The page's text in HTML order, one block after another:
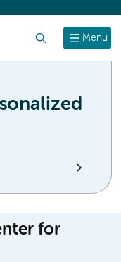
Menu
for